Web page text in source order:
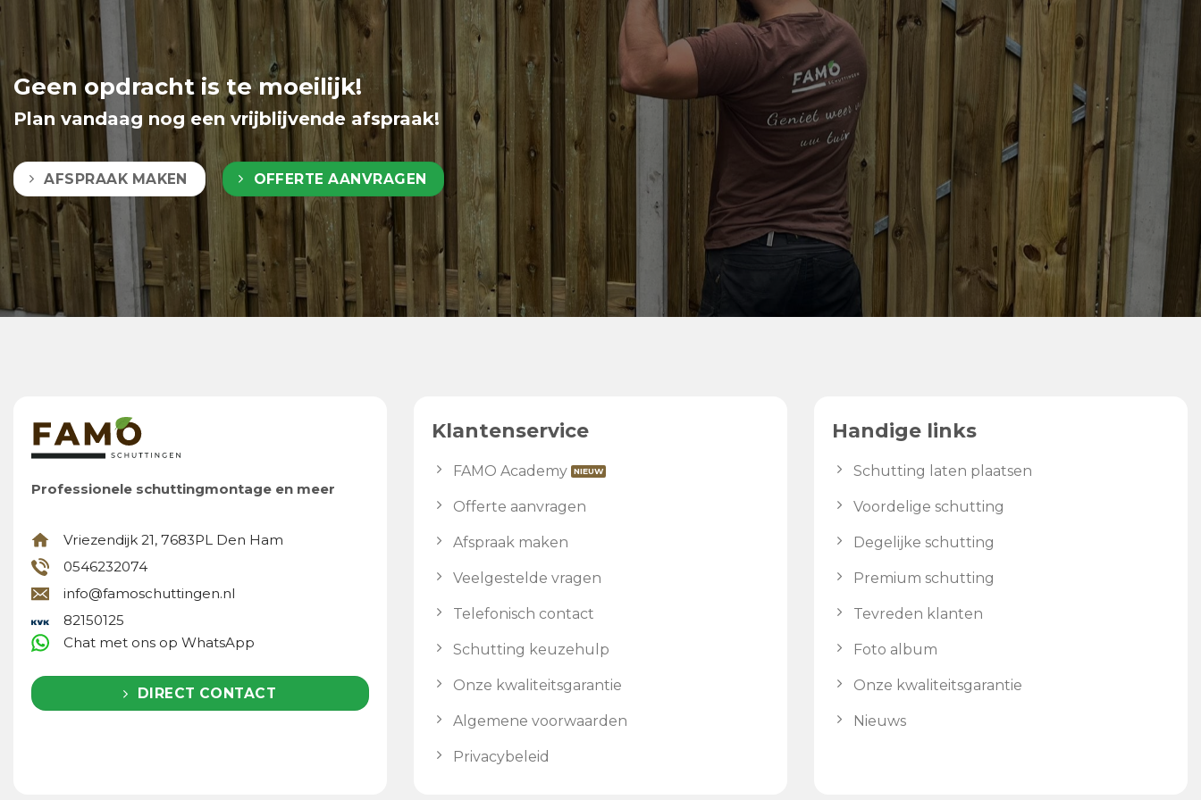
Geen opdracht is te moeilijk!
Plan vandaag nog een vrijblijvende afspraak!
AFSPRAAK MAKEN OFFERTE AANVRAGEN
Professionele schuttingmontage en meer
Vriezendijk 21, 7683PL Den Ham
0546232074
info@famoschuttingen.nl
82150125
Chat met ons op WhatsApp
DIRECT CONTACT
Klantenservice
FAMO Academy
Offerte aanvragen
Afspraak maken
Veelgestelde vragen
Telefonisch contact
Schutting keuzehulp
Onze kwaliteitsgarantie
Algemene voorwaarden
Privacybeleid
Handige links
Schutting laten plaatsen
Voordelige schutting
Degelijke schutting
Premium schutting
Tevreden klanten
Foto album
Onze kwaliteitsgarantie
Nieuws